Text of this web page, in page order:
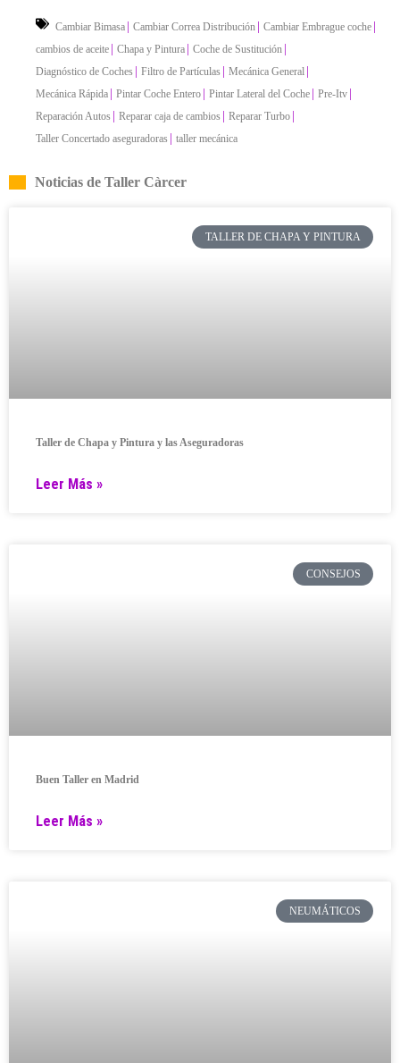
Cambiar Bimasa Cambiar Correa Distribución Cambiar Embrague coche
cambios de aceite Chapa y Pintura Coche de Sustitución
Diagnóstico de Coches Filtro de Partículas Mecánica General
Mecánica Rápida Pintar Coche Entero Pintar Lateral del Coche Pre-Itv
Reparación Autos Reparar caja de cambios Reparar Turbo
Taller Concertado aseguradoras taller mecánica
Noticias de Taller Càrcer
TALLER DE CHAPA Y PINTURA
Taller de Chapa y Pintura y las Aseguradoras
Leer Más »
CONSEJOS
Buen Taller en Madrid
Leer Más »
NEUMÁTICOS